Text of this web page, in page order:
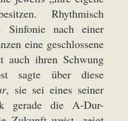
Rhythmisch
Sinfonie nach einer
eine geschlossene
auch ihren Schwung
sagte über diese
, sie sei eines seiner
gerade die A-Dur-